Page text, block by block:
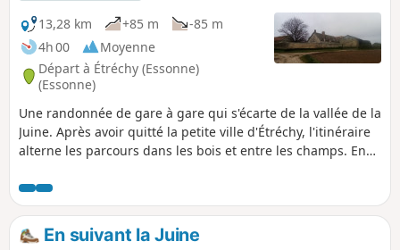
13,28 km
+85 m
-85 m
4h 00
Moyenne
Départ à Étréchy (Essonne)
(Essonne)
Une randonnée de gare à gare qui s'écarte de la vallée de la
Juine. Après avoir quitté la petite ville d'Étréchy, l'itinéraire
alterne les parcours dans les bois et entre les champs. En
cavité naturelle et un dolmen.
En suivant la Juine